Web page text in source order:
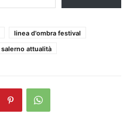
linea d'ombra festival
salerno attualità